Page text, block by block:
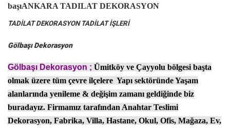
başıANKARA TADILAT DEKORASYON
TADİLAT DEKORASYON TADİLAT İŞLERİ
Gölbaşı Dekorasyon
Gölbaşı Dekorasyon ; Ümitköy ve Çayyolu bölgesi başta
olmak üzere tüm çevre ilçelere Yapı sektöründe Yaşam
alanlarında yenileme & değişim zamanı geldiğinde biz
buradayız. Firmamız tarafından Anahtar Teslimi
Dekorasyon, Fabrika, Villa, Hastane, Okul, Ofis, Mağaza, Ev,